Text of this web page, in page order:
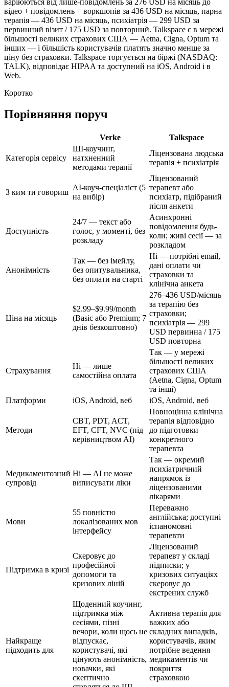
відео + повідомлень + воркшопів за 436 USD на місяць, парна
терапія — 436 USD на місяць, психіатрія — 299 USD за
первинний візит / 175 USD за повторний. Talkspace є в мережі
більшості великих страхових США — Aetna, Cigna, Optum та
інших — і більшість користувачів платять значно менше за
ціну без страховки. Talkspace торгується на біржі (NASDAQ:
TALK), відповідає HIPAA та доступний на iOS, Android і в
Web.
Коротко
Порівняння поруч
Verke Talkspace
Категорія сервісу
ШІ-коучинг,
натхненний
методами терапії
Ліцензована людська
терапія + психіатрія
З ким ти говориш
AI-коуч-спеціаліст (5
на вибір)
Ліцензований
терапевт або
психіатр, підібраний
після анкети
Доступність
24/7 — текст або
голос, у моменті, без
розкладу
Асинхронні
повідомлення будь-
коли; живі сесії — за
розкладом
Анонімність
Так — без імейлу,
без опитувальника,
без оплати на старті
Ні — потрібні email,
дані оплати чи
страховки та
клінічна анкета
Ціна на місяць
$2.99–$9.99/month
(Basic або Premium; 7
днів безкоштовно)
276–436 USD/місяць
за терапію без
страховки;
психіатрія — 299
USD первинна / 175
USD повторна
Страхування
Ні — лише
самостійна оплата
Так — у мережі
більшості великих
страхових США
(Aetna, Cigna, Optum
та інші)
Платформи
iOS, Android, веб iOS, Android, веб
Методи
CBT, PDT, ACT,
EFT, CFT, NVC (під
керівництвом AI)
Повноцінна клінічна
терапія відповідно
до підготовки
конкретного
терапевта
Медикаментозний
супровід
Ні — AI не може
виписувати ліки
Так — окремий
психіатричний
напрямок із
ліцензованими
лікарями
Мови
55 повністю
локалізованих мов
інтерфейсу
Переважно
англійська; доступні
іспаномовні
терапевти
Підтримка в кризі
Скеровує до
професійної
допомоги та
кризових ліній
Ліцензований
терапевт у складі
підписки; у
кризових ситуаціях
скеровує до
екстрених служб
Найкраще
підходить для
Щоденний коучинг,
підтримка між
сесіями, пізні
вечори, коли щось не
відпускає,
користувачі, які
цінують анонімність,
новачки, які
скептично
Активна терапія для
важких або
складних випадків,
користувачів, яким
потрібне ведення
медикаментів чи
покриття
страховкою